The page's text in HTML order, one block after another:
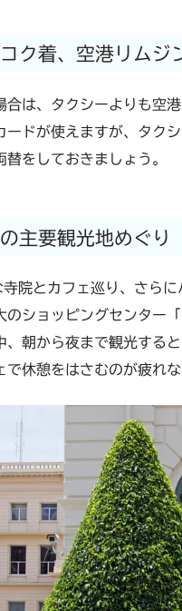
ク着、空港リムジ
は、タクシーよりも空
ドが使えますが、タク
をしておきましょう。
主要観光地めぐり
院とカフェ巡り、さら
のショッピングセンター
、朝から夜まで観光する
休憩をはさむのが疲れな